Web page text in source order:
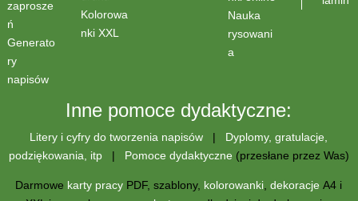
zaprosze
ń
Generato
ry
napisów
Kolorowa
nki XXL
Nauka
rysowani
a
Inne pomoce dydaktyczne:
Litery i cyfry do tworzenia napisów | Dyplomy, gratulacje,
podziękowania, itp| Pomoce dydaktyczne (przesłane przez Was)
Darmowe karty pracy PDF, szablony, kolorowanki ,dekoracje A4 i